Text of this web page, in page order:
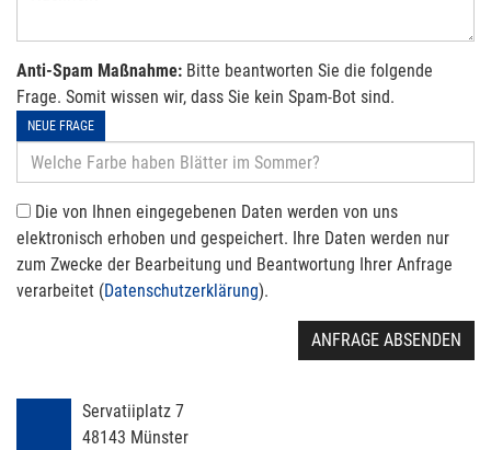
Anti-Spam Maßnahme: Bitte beantworten Sie die folgende
Frage. Somit wissen wir, dass Sie kein Spam-Bot sind.
NEUE FRAGE
Die von Ihnen eingegebenen Daten werden von uns
elektronisch erhoben und gespeichert. Ihre Daten werden nur
zum Zwecke der Bearbeitung und Beantwortung Ihrer Anfrage
verarbeitet (Datenschutzerklärung).
ANFRAGE ABSENDEN
Servatiiplatz 7
48143 Münster